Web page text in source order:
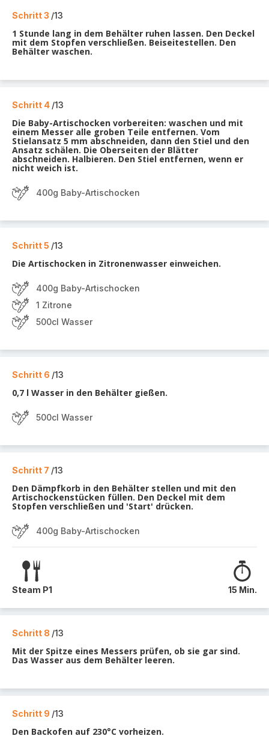
Schritt 3 /13
1 Stunde lang in dem Behälter ruhen lassen. Den Deckel
mit dem Stopfen verschließen. Beiseitestellen. Den
Behälter waschen.
Schritt 4 /13
Die Baby-Artischocken vorbereiten: waschen und mit
einem Messer alle groben Teile entfernen. Vom
Stielansatz 5 mm abschneiden, dann den Stiel und den
Ansatz schälen. Die Oberseiten der Blätter
abschneiden. Halbieren. Den Stiel entfernen, wenn er
nicht weich ist.
400g Baby-Artischocken
Schritt 5 /13
Die Artischocken in Zitronenwasser einweichen.
400g Baby-Artischocken
1 Zitrone
500cl Wasser
Schritt 6 /13
0,7 l Wasser in den Behälter gießen.
500cl Wasser
Schritt 7 /13
Den Dämpfkorb in den Behälter stellen und mit den
Artischockenstücken füllen. Den Deckel mit dem
Stopfen verschließen und 'Start' drücken.
400g Baby-Artischocken
Steam P1 15 Min.
Schritt 8 /13
Mit der Spitze eines Messers prüfen, ob sie gar sind.
Das Wasser aus dem Behälter leeren.
Schritt 9 /13
Den Backofen auf 230°C vorheizen.